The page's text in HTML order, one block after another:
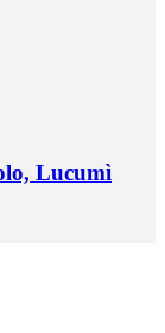
Lucumì